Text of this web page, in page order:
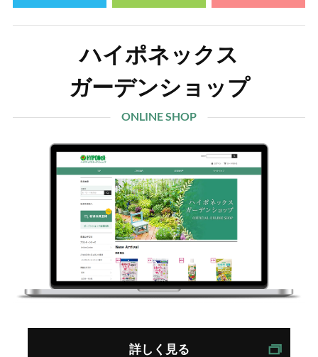
ハイポネックス
ガーデンショップ
ONLINE SHOP
詳しく見る